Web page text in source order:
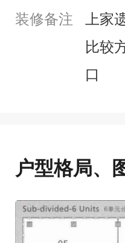
装修备注
上家
比较
口
户型格局、